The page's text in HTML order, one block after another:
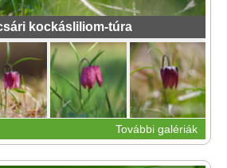
kockásliliom-túra
További galériák